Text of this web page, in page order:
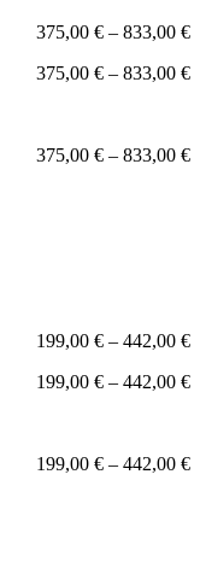
375,00 € – 833,00 €
375,00 € – 833,00 €
375,00 € – 833,00 €
199,00 € – 442,00 €
199,00 € – 442,00 €
199,00 € – 442,00 €